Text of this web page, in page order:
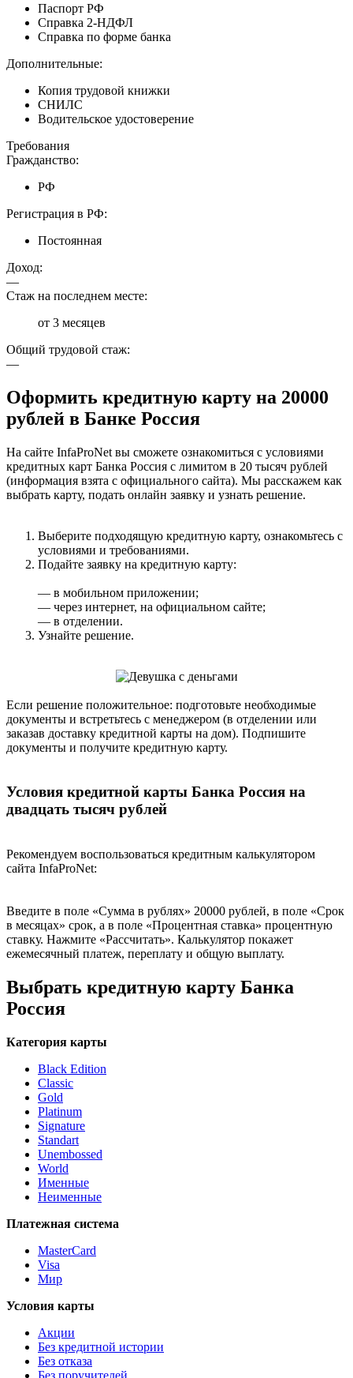
Паспорт РФ
Справка 2-НДФЛ
Справка по форме банка
Дополнительные:
Копия трудовой книжки
СНИЛС
Водительское удостоверение
Требования
Гражданство:
РФ
Регистрация в РФ:
Постоянная
Доход:
—
Стаж на последнем месте:
от 3 месяцев
Общий трудовой стаж:
—
Оформить кредитную карту на 20000
рублей в Банке Россия
На сайте InfaProNet вы сможете ознакомиться с условиями
кредитных карт Банка Россия с лимитом в 20 тысяч рублей
(информация взята с официального сайта). Мы расскажем как
выбрать карту, подать онлайн заявку и узнать решение.
Выберите подходящую кредитную карту, ознакомьтесь с
условиями и требованиями.
Подайте заявку на кредитную карту:
— в мобильном приложении;
— через интернет, на официальном сайте;
— в отделении.
Узнайте решение.
Если решение положительное: подготовьте необходимые
документы и встретьтесь с менеджером (в отделении или
заказав доставку кредитной карты на дом). Подпишите
документы и получите кредитную карту.
Условия кредитной карты Банка Россия на
двадцать тысяч рублей
Рекомендуем воспользоваться кредитным калькулятором
сайта InfaProNet:
Введите в поле «Сумма в рублях» 20000 рублей, в поле «Срок
в месяцах» срок, а в поле «Процентная ставка» процентную
ставку. Нажмите «Рассчитать». Калькулятор покажет
ежемесячный платеж, переплату и общую выплату.
Выбрать кредитную карту Банка
Россия
Категория карты
Black Edition
Classic
Gold
Platinum
Signature
Standart
Unembossed
World
Именные
Неименные
Платежная система
MasterCard
Visa
Мир
Условия карты
Акции
Без кредитной истории
Без отказа
Без поручителей